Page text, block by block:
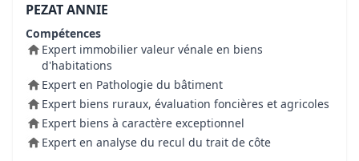
PEZAT ANNIE
Compétences
Expert immobilier valeur vénale en biens
d'habitations
Expert en Pathologie du bâtiment
Expert biens ruraux, évaluation foncières et agricoles
Expert biens à caractère exceptionnel
Expert en analyse du recul du trait de côte